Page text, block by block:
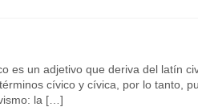
es un adjetivo que deriva del latín
cívico y cívica, por lo tanto,
la […]